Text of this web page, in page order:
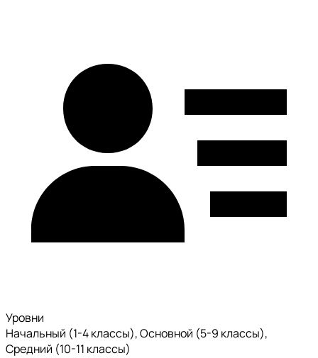
Уровни
Начальный (1-4 классы), Основной (5-9 классы),
Средний (10-11 классы)